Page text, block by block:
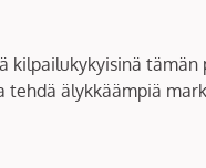
kilpailukykyisinä
älykkäämpiä